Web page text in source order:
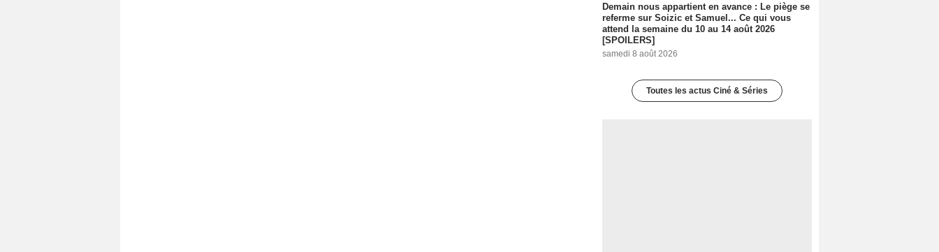
Demain nous appartient en avance : Le piège se
referme sur Soizic et Samuel... Ce qui vous
attend la semaine du 10 au 14 août 2026
[SPOILERS]
samedi 8 août 2026
Toutes les actus Ciné & Séries